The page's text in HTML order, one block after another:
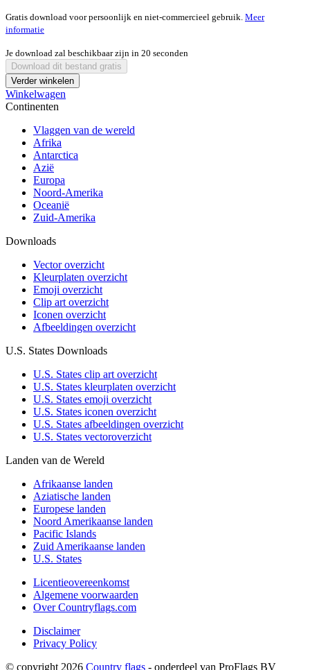
Gratis download voor persoonlijk en niet-commercieel gebruik. Meer
informatie
Je download zal beschikbaar zijn in 20 seconden
Download dit bestand gratis
Verder winkelen
Winkelwagen
Continenten
Vlaggen van de wereld
Afrika
Antarctica
Azië
Europa
Noord-Amerika
Oceanië
Zuid-Amerika
Downloads
Vector overzicht
Kleurplaten overzicht
Emoji overzicht
Clip art overzicht
Iconen overzicht
Afbeeldingen overzicht
U.S. States Downloads
U.S. States clip art overzicht
U.S. States kleurplaten overzicht
U.S. States emoji overzicht
U.S. States iconen overzicht
U.S. States afbeeldingen overzicht
U.S. States vectoroverzicht
Landen van de Wereld
Afrikaanse landen
Aziatische landen
Europese landen
Noord Amerikaanse landen
Pacific Islands
Zuid Amerikaanse landen
U.S. States
Licentieovereenkomst
Algemene voorwaarden
Over Countryflags.com
Disclaimer
Privacy Policy
© copyright 2026 Country flags - onderdeel van ProFlags BV